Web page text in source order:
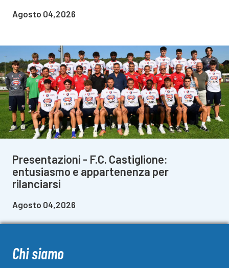
Agosto 04,2026
Presentazioni - F.C. Castiglione:
entusiasmo e appartenenza per
rilanciarsi
Agosto 04,2026
Chi siamo